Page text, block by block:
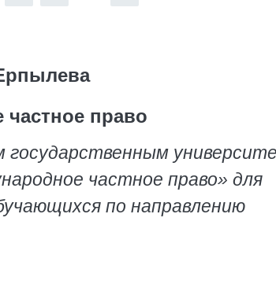
право
государственным
частное право» для
по направлению